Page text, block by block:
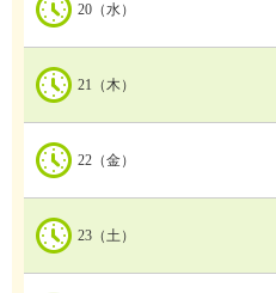
20（水）
21（木）
22（金）
23（土）